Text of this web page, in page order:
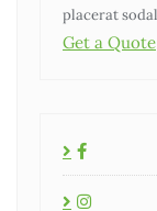
placerat
Get a Quote